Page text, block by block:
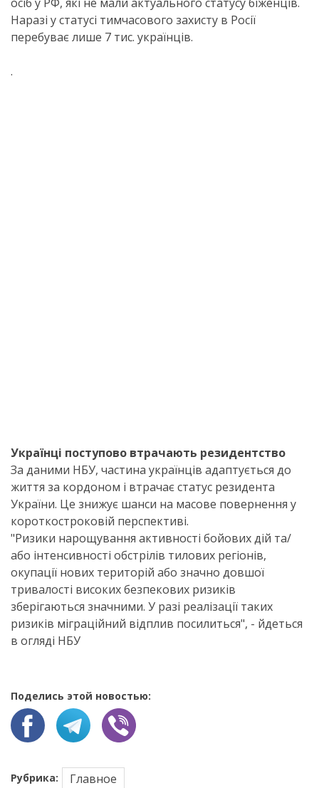
Наразі у статусі тимчасового захисту в Росії
перебуває лише 7 тис. українців.
.
Українці поступово втрачають резидентство
За даними НБУ, частина українців адаптується до
життя за кордоном і втрачає статус резидента
України. Це знижує шанси на масове повернення у
короткостроковій перспективі.
"Ризики нарощування активності бойових дій та/
або інтенсивності обстрілів тилових регіонів,
окупації нових територій або значно довшої
тривалості високих безпекових ризиків
зберігаються значними. У разі реалізації таких
ризиків міграційний відплив посилиться", - йдеться
в огляді НБУ
Поделись этой новостью:
Рубрика: Главное